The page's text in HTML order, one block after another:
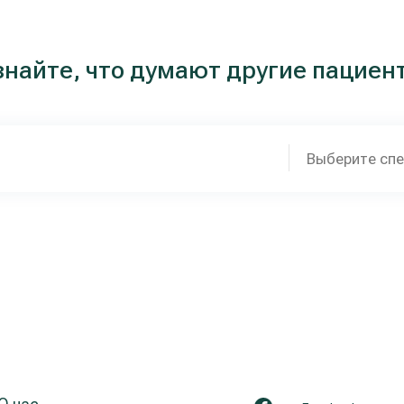
что думают другие
Выберите